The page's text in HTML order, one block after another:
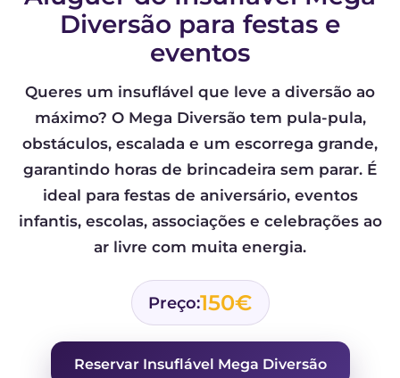
Diversão para festas e
eventos
Queres um insuflável que leve a diversão ao
máximo? O Mega Diversão tem pula-pula,
obstáculos, escalada e um escorrega grande,
garantindo horas de brincadeira sem parar. É
ideal para festas de aniversário, eventos
infantis, escolas, associações e celebrações ao
ar livre com muita energia.
Preço:150€
Reservar Insuflável Mega Diversão